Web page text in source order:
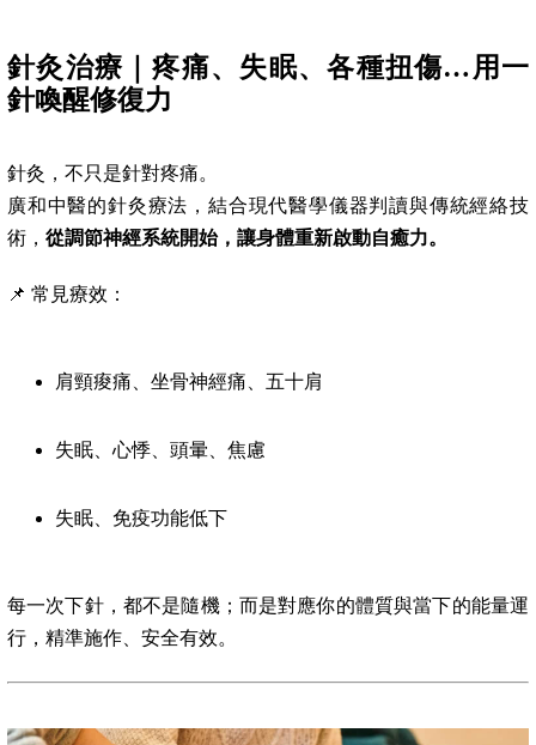
針灸治療｜疼痛、失眠、各種扭傷…用一
針喚醒修復力
針灸，不只是針對疼痛。
廣和中醫的針灸療法，結合現代醫學儀器判讀與傳統經絡技
術， 從調節神經系統開始，讓身體重新啟動自癒力。
📌 常見療效：
肩頸痠痛、坐骨神經痛、五十肩
失眠、心悸、頭暈、焦慮
失眠、免疫功能低下
每一次下針，都不是隨機；而是對應你的體質與當下的能量運
行，精準施作、安全有效。